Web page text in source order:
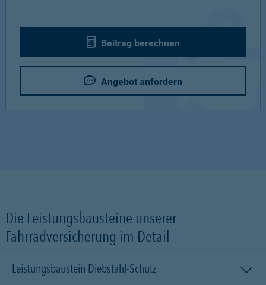
Beitrag berechnen
Angebot anfordern
Die Leistungsbausteine unserer
Fahrradversicherung im Detail
Leistungsbaustein Diebstahl-Schutz